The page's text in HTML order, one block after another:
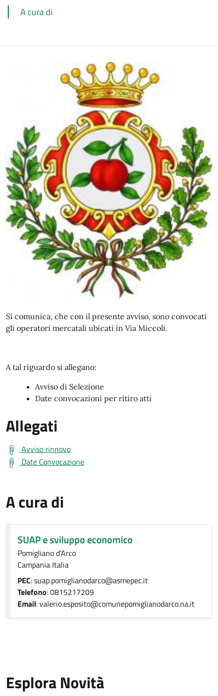
A cura di
Si comunica, che con il presente avviso, sono convocati
gli operatori mercatali ubicati in Via Miccoli.
A tal riguardo si allegano:
Avviso di Selezione
Date convocazioni per ritiro atti
Allegati
Avviso rinnovo
Date Convocazione
A cura di
SUAP e sviluppo economico
Pomigliano d'Arco
Campania Italia
PEC: suap.pomiglianodarco@asmepec.it
Telefono: 0815217209
Email: valerio.esposito@comunepomiglianodarco.na.it
Esplora Novità